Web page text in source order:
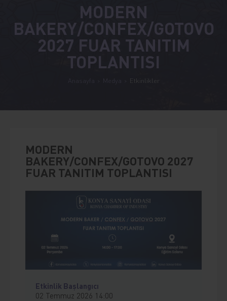
MODERN
BAKERY/CONFEX/GOTOVO
2027 FUAR TANITIM
TOPLANTISI
Anasayfa Medya Etkinlikler
MODERN
BAKERY/CONFEX/GOTOVO 2027
FUAR TANITIM TOPLANTISI
Etkinlik Başlangıcı
02 Temmuz 2026 14:00